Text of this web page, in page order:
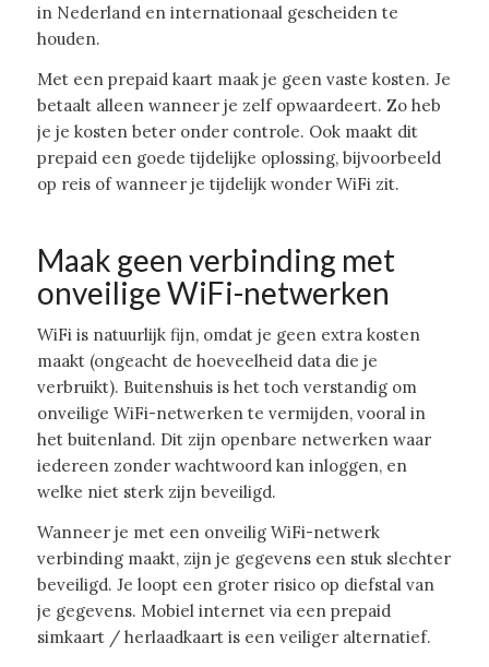
in Nederland en internationaal gescheiden te
houden.
Met een prepaid kaart maak je geen vaste kosten. Je
betaalt alleen wanneer je zelf opwaardeert. Zo heb
je je kosten beter onder controle. Ook maakt dit
prepaid een goede tijdelijke oplossing, bijvoorbeeld
op reis of wanneer je tijdelijk wonder WiFi zit.
Maak geen verbinding met
onveilige WiFi-netwerken
WiFi is natuurlijk fijn, omdat je geen extra kosten
maakt (ongeacht de hoeveelheid data die je
verbruikt). Buitenshuis is het toch verstandig om
onveilige WiFi-netwerken te vermijden, vooral in
het buitenland. Dit zijn openbare netwerken waar
iedereen zonder wachtwoord kan inloggen, en
welke niet sterk zijn beveiligd.
Wanneer je met een onveilig WiFi-netwerk
verbinding maakt, zijn je gegevens een stuk slechter
beveiligd. Je loopt een groter risico op diefstal van
je gegevens. Mobiel internet via een prepaid
simkaart / herlaadkaart is een veiliger alternatief.